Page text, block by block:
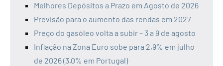
Melhores Depósitos a Prazo em Agosto de 2026
Previsão para o aumento das rendas em 2027
Preço do gasóleo volta a subir – 3 a 9 de agosto
Inflação na Zona Euro sobe para 2,9% em julho
de 2026 (3,0% em Portugal)